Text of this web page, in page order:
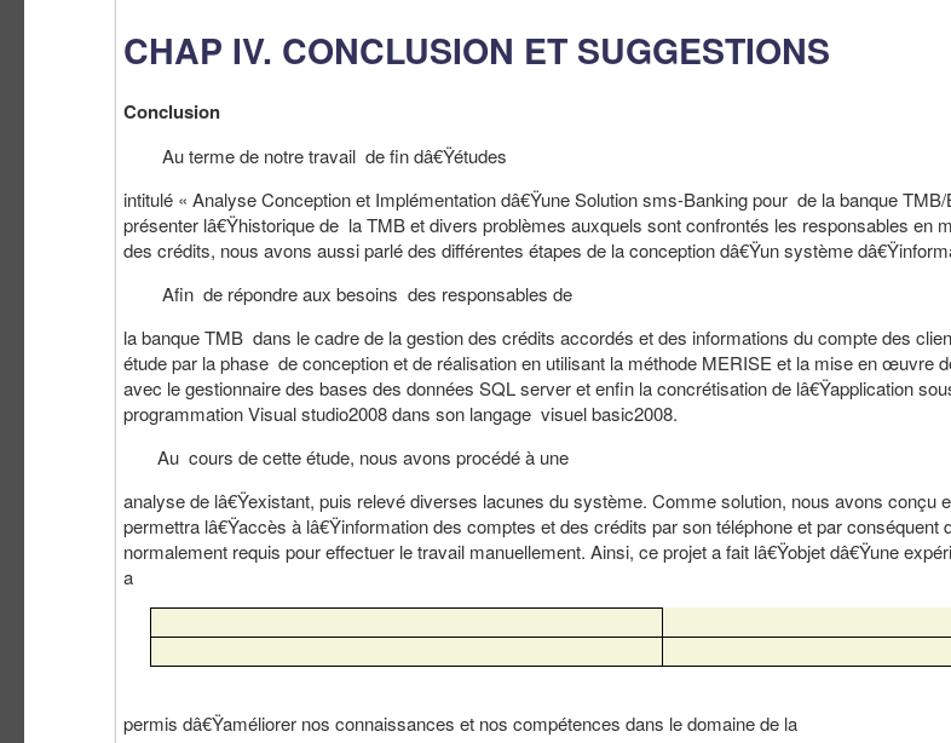
CHAP IV. CONCLUSION ET SUGGESTIONS
Conclusion
Au terme de notre travail de fin dâ€Ÿétudes
intitulé « Analyse Conception et Implémentation dâ€Ÿune Solution sms-Banking pour de la banque
présenter lâ€Ÿhistorique de la TMB et divers problèmes auxquels sont confrontés les responsables en
des crédits, nous avons aussi parlé des différentes étapes de la conception dâ€Ÿun système
Afin de répondre aux besoins des responsables de
la banque TMB dans le cadre de la gestion des crédits accordés et des informations du compte des
étude par la phase de conception et de réalisation en utilisant la méthode MERISE et la mise en œuvre
avec le gestionnaire des bases des données SQL server et enfin la concrétisation de lâ€Ÿapplication
programmation Visual studio2008 dans son langage visuel basic2008.
Au cours de cette étude, nous avons procédé à une
analyse de lâ€Ÿexistant, puis relevé diverses lacunes du système. Comme solution, nous avons conçu
permettra lâ€Ÿaccès à lâ€Ÿinformation des comptes et des crédits par son téléphone et par conséquent
normalement requis pour effectuer le travail manuellement. Ainsi, ce projet a fait lâ€Ÿobjet dâ€Ÿune
a
permis dâ€Ÿaméliorer nos connaissances et nos compétences dans le domaine de la